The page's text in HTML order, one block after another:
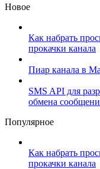
Новое
Как набрать
прокачки канала
Пиар канала в
SMS API для
обмена
Популярное
Как набрать
прокачки канала